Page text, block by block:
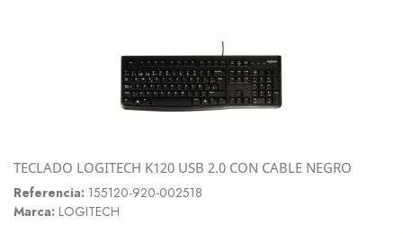
TECLADO LOGITECH K120 USB 2.0 CON CABLE NEGRO
Referencia: 155120-920-002518
Marca: LOGITECH